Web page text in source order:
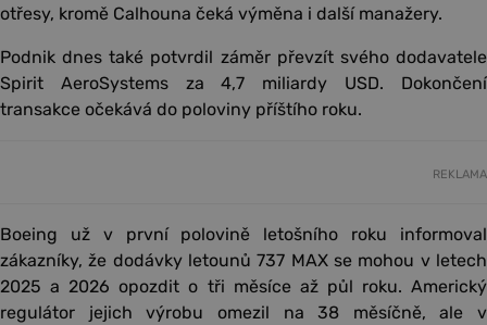
otřesy, kromě Calhouna čeká výměna i další manažery.
Podnik dnes také potvrdil záměr převzít svého dodavatele
Spirit AeroSystems za 4,7 miliardy USD. Dokončení
transakce očekává do poloviny příštího roku.
REKLAMA
Boeing už v první polovině letošního roku informoval
zákazníky, že dodávky letounů 737 MAX se mohou v letech
2025 a 2026 opozdit o tři měsíce až půl roku. Americký
regulátor jejich výrobu omezil na 38 měsíčně, ale v